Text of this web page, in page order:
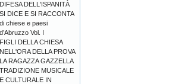
DIFESA DELL'ISPANITÀ
SI DICE E SI RACCONTA
di chiese e paesi
d’Abruzzo Vol. I
FIGLI DELLA CHIESA
NELL'ORA DELLA PROVA
LA RAGAZZA GAZZELLA
TRADIZIONE MUSICALE
E CULTURALE IN